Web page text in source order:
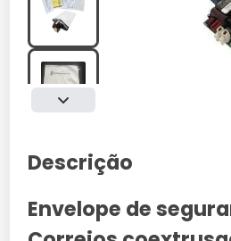
Descrição
Envelope de